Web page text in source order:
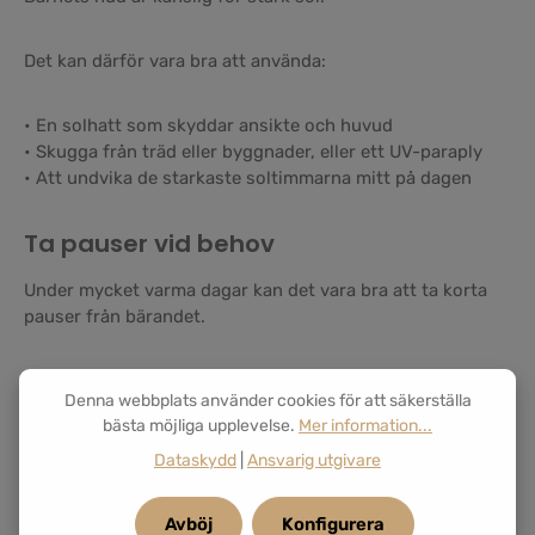
Det kan därför vara bra att använda:
• En solhatt som skyddar ansikte och huvud
• Skugga från träd eller byggnader, eller ett UV-paraply
• Att undvika de starkaste soltimmarna mitt på dagen
Ta pauser vid behov
Under mycket varma dagar kan det vara bra att ta korta
pauser från bärandet.
För större barn är det också viktigt att få i sig tillräckligt
Denna webbplats använder cookies för att säkerställa
bästa möjliga upplevelse. Mer information...
Dataskydd Ansvarig utgivare
Avböj Konfigurera